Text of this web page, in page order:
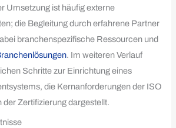
Umsetzung ist häufig externe
die Begleitung durch erfahrene Partner
branchenspezifische Ressourcen und
. Im weiteren Verlauf
Schritte zur Einrichtung eines
die Kernanforderungen der ISO
der Zertifizierung dargestellt.